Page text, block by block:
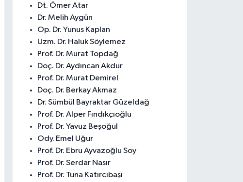
Dt. Ömer Atar
Dr. Melih Aygün
Op. Dr. Yunus Kaplan
Uzm. Dr. Haluk Söylemez
Prof. Dr. Murat Topdağ
Doç. Dr. Aydıncan Akdur
Prof. Dr. Murat Demirel
Doç. Dr. Berkay Akmaz
Dr. Sümbül Bayraktar Güzeldağ
Prof. Dr. Alper Fındıkçıoğlu
Prof. Dr. Yavuz Beşoğul
Ody. Emel Uğur
Prof. Dr. Ebru Ayvazoğlu Soy
Prof. Dr. Serdar Nasır
Prof. Dr. Tuna Katırcıbaşı